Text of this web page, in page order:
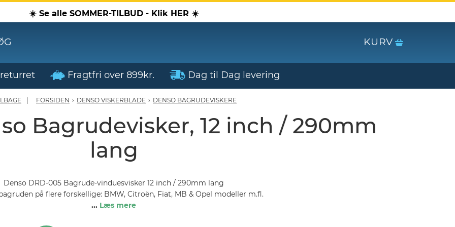
☀️ Se alle SOMMER-TILBUD - Klik HER ☀️
KURV
Fragtfri over 899kr. Dag til Dag levering
FORSIDEN › DENSO VISKERBLADE › DENSO BAGRUDEVISKERE
Bagrudevisker, 12 inch / 290mm
lang
Denso DRD-005 Bagrude-vinduesvisker 12 inch / 290mm lang
på flere forskellige: BMW, Citroën, Fiat, MB & Opel modeller m.fl.
... Læs mere